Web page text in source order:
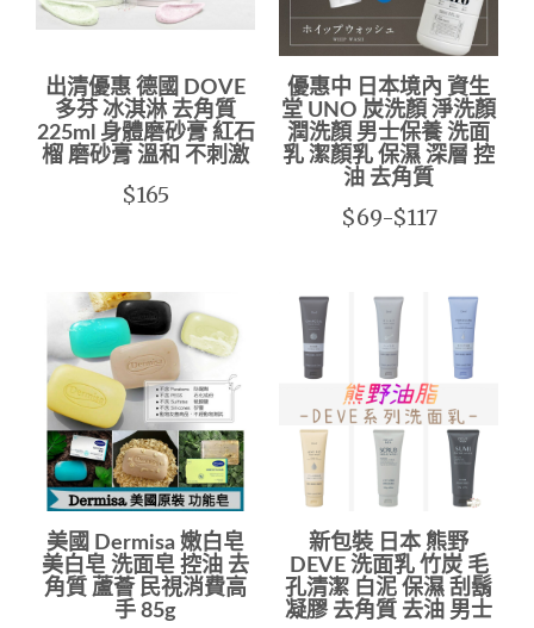
出清優惠 德國 DOVE
多芬 冰淇淋 去角質
225ml 身體磨砂膏 紅石
榴 磨砂膏 溫和 不刺激
$165
優惠中 日本境內 資生
堂 UNO 炭洗顏 淨洗顏
潤洗顏 男士保養 洗面
乳 潔顏乳 保濕 深層 控
油 去角質
$69-$117
美國 Dermisa 嫩白皂
美白皂 洗面皂 控油 去
角質 蘆薈 民視消費高
手 85g
新包裝 日本 熊野
DEVE 洗面乳 竹炭 毛
孔清潔 白泥 保濕 刮鬍
凝膠 去角質 去油 男士